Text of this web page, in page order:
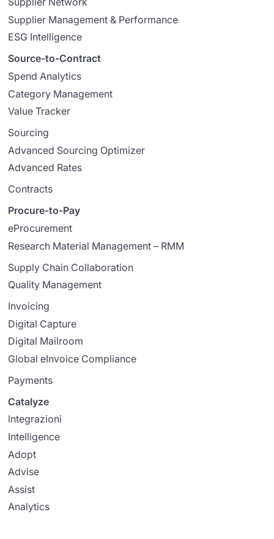
Supplier Management & Performance
ESG Intelligence
Source-to-Contract
Spend Analytics
Category Management
Value Tracker
Sourcing
Advanced Sourcing Optimizer
Advanced Rates
Contracts
Procure-to-Pay
eProcurement
Research Material Management – RMM
Supply Chain Collaboration
Quality Management
Invoicing
Digital Capture
Digital Mailroom
Global eInvoice Compliance
Payments
Catalyze
Integrazioni
Intelligence
Adopt
Advise
Assist
Analytics